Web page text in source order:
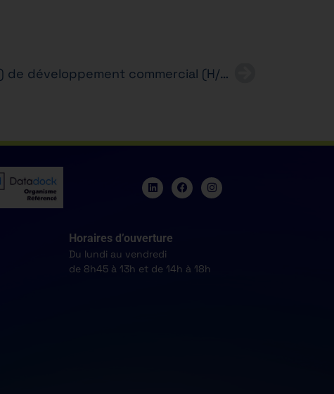
Alternance – Chargé(e) de développement commercial (H/F) – BTS NDRC
Horaires d’ouverture
Du lundi au vendredi
de 8h45 à 13h et de 14h à 18h